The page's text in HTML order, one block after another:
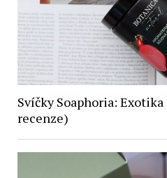
Svíčky Soaphoria: Exotika
recenze)